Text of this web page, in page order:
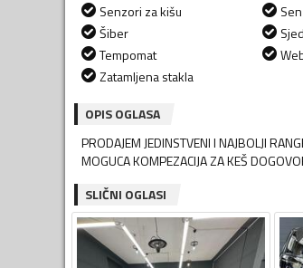
Senzori za kišu
Šiber
Tempomat
Zatamljena stakla
OPIS OGLASA
PRODAJEM JEDINSTVENI I NAJBOLJI
MOGUCA KOMPEZACIJA ZA KEŠ
SLIČNI OGLASI